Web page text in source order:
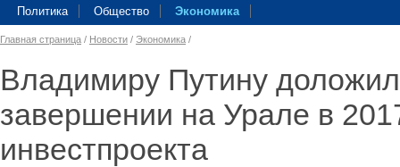
Политика Общество Экономика
Главная страница / Новости / Экономика /
Владимиру Путину
завершении на Урале в
инвестпроекта